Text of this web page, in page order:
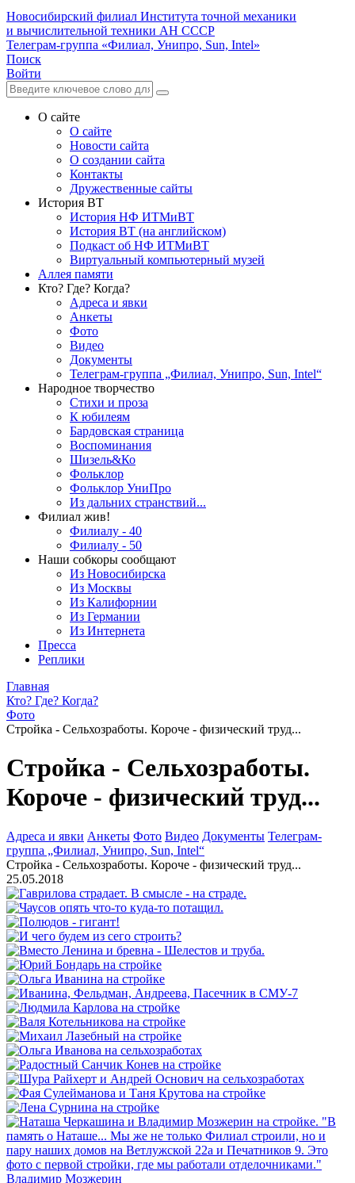
Новосибирский филиал Института точной механики
и вычислительной техники АН СССР
Телеграм-группа «Филиал, Унипро, Sun, Intel»
Поиск
Войти
О сайте
О сайте
Новости сайта
О создании сайта
Контакты
Дружественные сайты
История ВТ
История НФ ИТМиВТ
История ВТ (на английском)
Подкаст об НФ ИТМиВТ
Виртуальный компьютерный музей
Аллея памяти
Кто? Где? Когда?
Адреса и явки
Анкеты
Фото
Видео
Документы
Телеграм-группа „Филиал, Унипро, Sun, Intel“
Народное творчество
Стихи и проза
К юбилеям
Бардовская страница
Воспоминания
Шизель&Ко
Фольклор
Фольклор УниПро
Из дальних странствий...
Филиал жив!
Филиалу - 40
Филиалу - 50
Наши собкоры сообщают
Из Новосибирска
Из Москвы
Из Калифорнии
Из Германии
Из Интернета
Пресса
Реплики
Главная
Кто? Где? Когда?
Фото
Стройка - Сельхозработы. Короче - физический труд...
Стройка - Сельхозработы.
Короче - физический труд...
Адреса и явки Анкеты Фото Видео Документы Телеграм-
группа „Филиал, Унипро, Sun, Intel“
Стройка - Сельхозработы. Короче - физический труд...
25.05.2018